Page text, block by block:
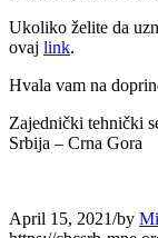
Ukoliko želite da
ovaj link.
Hvala vam na
Zajednički tehnički
Srbija – Crna Gora
April 15, 2021/by